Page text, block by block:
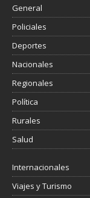
General
Policiales
Deportes
Nacionales
Regionales
Política
Rurales
Salud
Internacionales
Viajes y Turismo